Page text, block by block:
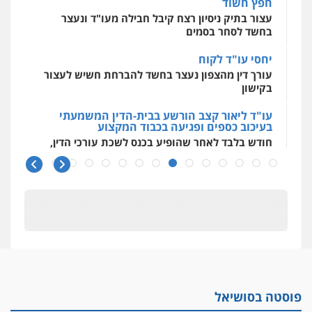
0525199949
גל דהן – משרד עורך דין פלילי
פלילי פשיעה חמורה סמים מעצרים
וחקירות
חנא בולוס – משרד עורכי דין
פלילי פשיעה חמורה צווארון לבן נזיקין
עצור בתיק ניסיון רצח קיבל חבילה מעו"ד ונעצר
בחשד לסחר בסמים
יחסי עו"ד לקוח
עורך דין מהצפון נעצר בחשד להברחת חשיש לעצור
בקישון
עו"ד ליאור קצב הורשע בבית-הדין המשמעתי
בעיכוב כספים ופגיעה בכבוד המקצוע
חודש בלבד לאחר שהופיע בכנס לשכת עורכי הדין,
קצב הורשע
אלה המינויים
פוסטה בסושיאל